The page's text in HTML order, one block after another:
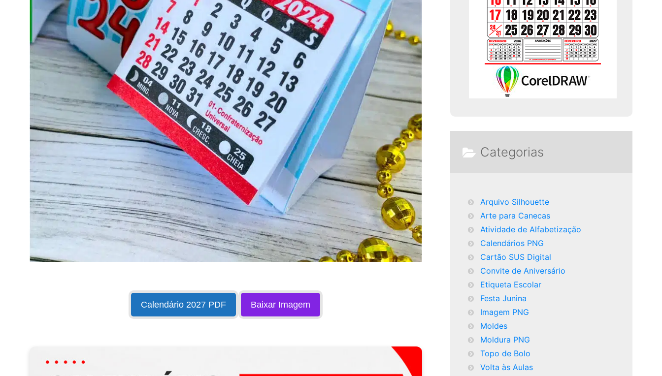
Calendário 2027 PDF Baixar Imagem
Categorias
Arquivo Silhouette
Arte para Canecas
Atividade de Alfabetização
Calendários PNG
Cartão SUS Digital
Convite de Aniversário
Etiqueta Escolar
Festa Junina
Imagem PNG
Moldes
Moldura PNG
Topo de Bolo
Volta às Aulas